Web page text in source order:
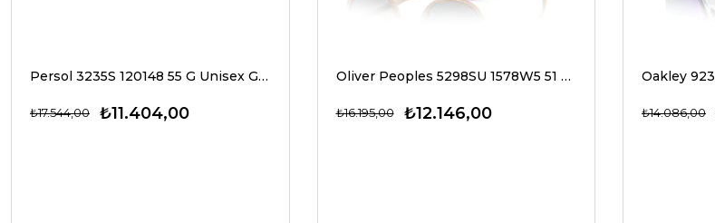
Persol 3235S 120148 55 G Unisex Güneş Gözlükleri
₺11.404,00
₺17.544,00
Oliver Peoples 5298SU 1578W5 51 G Unisex Güneş Gözlükleri
₺12.146,00
₺16.195,00 ₺14.086,00